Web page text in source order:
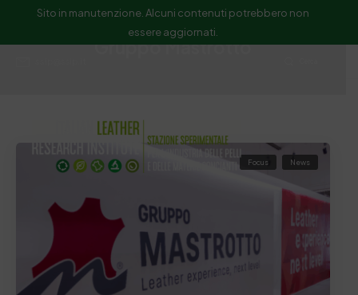
Sito in manutenzione. Alcuni contenuti potrebbero non
essere aggiornati.
Gruppo Mastrotto
Focus News